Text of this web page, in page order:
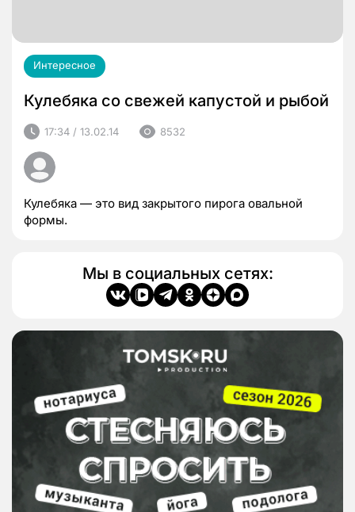
Интересное
Кулебяка со свежей капустой и рыбой
17:34 / 13.02.14 8532
Кулебяка — это вид закрытого пирога овальной
формы.
Мы в социальных сетях: